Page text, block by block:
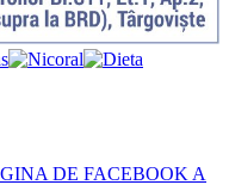
DE FACEBOOK A